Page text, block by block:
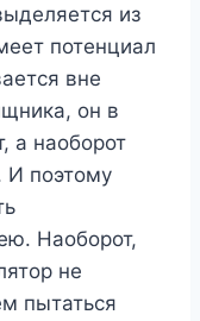
из
потенциал
вне
он в
а наоборот
И поэтому
Наоборот,
не
пытаться